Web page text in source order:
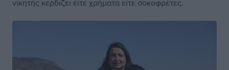
νικητής κερδίζει είτε χρήματα είτε σοκοφρέτες.